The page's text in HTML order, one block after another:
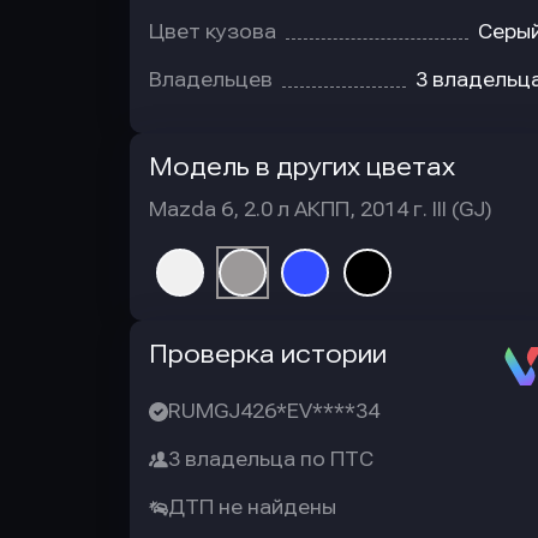
Цвет кузова
Владельцев 3
Модель в других цветах
Mazda 6, 2.0 л АКПП, 2014 г. III (GJ)
Проверка истории
RUMGJ426*EV****34
3 владельца по ПТС
ДТП не найдены